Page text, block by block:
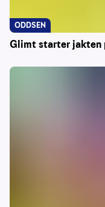
Glimt starter jakten
ODDSEN